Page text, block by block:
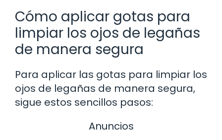
Cómo aplicar gotas para
limpiar los ojos de legañas
de manera segura
Para aplicar las gotas para limpiar los
ojos de legañas de manera segura,
sigue estos sencillos pasos:
Anuncios